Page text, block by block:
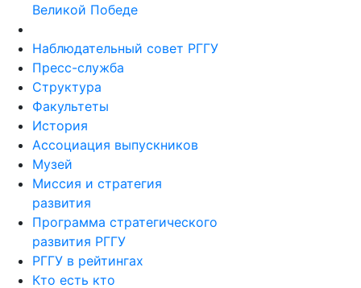
Великой Победе
Наблюдательный совет РГГУ
Пресс-служба
Структура
Факультеты
История
Ассоциация выпускников
Музей
Миссия и стратегия
развития
Программа стратегического
развития РГГУ
РГГУ в рейтингах
Кто есть кто